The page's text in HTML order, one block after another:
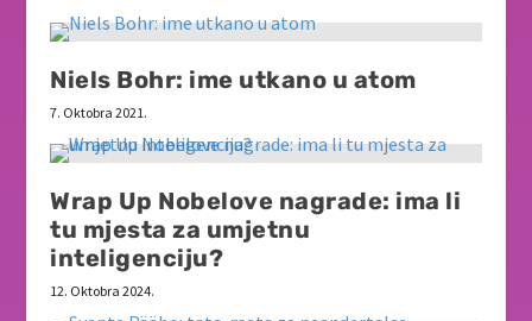
Niels Bohr: ime utkano u atom
7. Oktobra 2021.
Wrap Up Nobelove nagrade: ima li
tu mjesta za umjetnu
inteligenciju?
12. Oktobra 2024.